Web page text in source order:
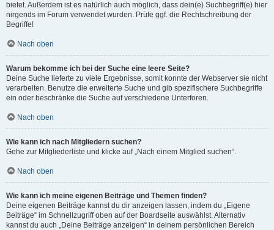
bietet. Außerdem ist es natürlich auch möglich, dass dein(e) Suchbegriff(e) hier
nirgends im Forum verwendet wurden. Prüfe ggf. die Rechtschreibung der
Begriffe!
Nach oben
Warum bekomme ich bei der Suche eine leere Seite?
Deine Suche lieferte zu viele Ergebnisse, somit konnte der Webserver sie nicht
verarbeiten. Benutze die erweiterte Suche und gib spezifischere Suchbegriffe
ein oder beschränke die Suche auf verschiedene Unterforen.
Nach oben
Wie kann ich nach Mitgliedern suchen?
Gehe zur Mitgliederliste und klicke auf „Nach einem Mitglied suchen“.
Nach oben
Wie kann ich meine eigenen Beiträge und Themen finden?
Deine eigenen Beiträge kannst du dir anzeigen lassen, indem du „Eigene
Beiträge“ im Schnellzugriff oben auf der Boardseite auswählst. Alternativ
kannst du auch „Deine Beiträge anzeigen“ in deinem persönlichen Bereich